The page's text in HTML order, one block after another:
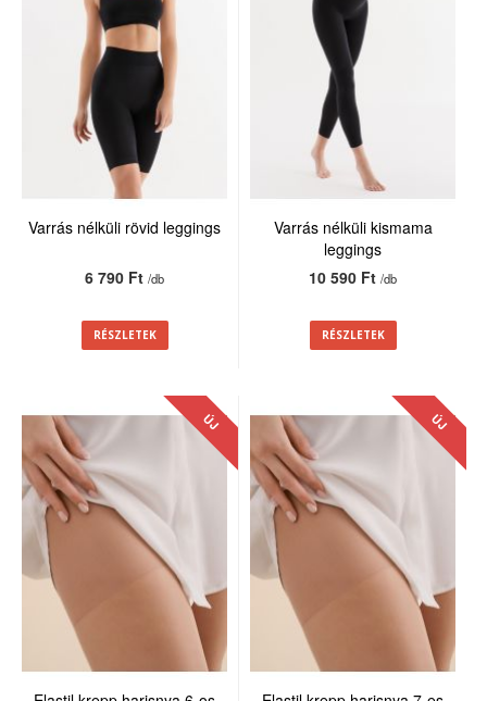
Varrás nélküli rövid leggings
6 790 Ft/db
RÉSZLETEK
Varrás nélküli kismama
leggings
10 590 Ft/db
RÉSZLETEK
ÚJ ÚJ